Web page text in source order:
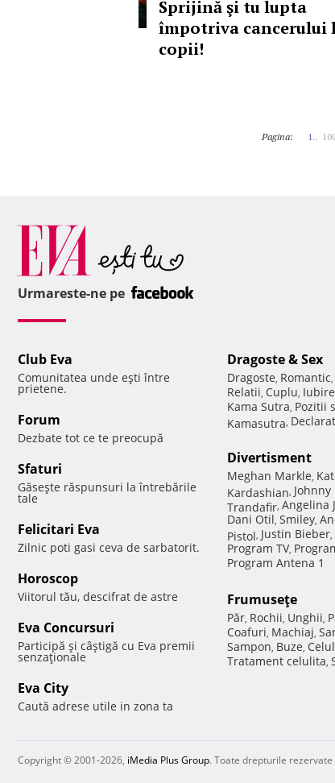
Sprijină şi tu lupta
împotriva cancerului
copii!
Pagina: 1..
Urmareste-ne pe
Club Eva
Comunitatea unde eşti între
prietene.
Forum
Dezbate tot ce te preocupă
Sfaturi
Găseşte răspunsuri la întrebările
tale
Felicitari Eva
Zilnic poti gasi ceva de sarbatorit.
Horoscop
Viitorul tău, descifrat de astre
Eva Concursuri
Participă şi câştigă cu Eva premii
senzaţionale
Eva City
Caută adrese utile in zona ta
Dragoste & Sex
Dragoste, Romantic,
Relatii, Cuplu, Iubire
Kama Sutra, Pozitii
Kamasutra,
Divertisment
Meghan Markle,
Kardashian, Johnny
Trandafir, Angelina
Dani Otil, Smiley,
Pistol, Justin Bieber,
Program TV,
Program Antena 1
Frumuseţe
Păr, Rochii, Unghii,
Coafuri, Machiaj,
Sampon, Buze,
Tratament celulita,
Copyright © 2001-2026, iMedia Plus Group. Toate drepturile rezervate